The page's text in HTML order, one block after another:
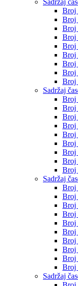
Broj
Broj
Broj
Broj
Broj
Broj
Broj
Broj
Broj
Sadržaj
Broj
Broj
Broj
Broj
Broj
Broj
Broj
Broj
Broj
Sadržaj
Broj
Broj
Broj
Broj
Broj
Broj
Broj
Broj
Broj
Broj
Sadržaj